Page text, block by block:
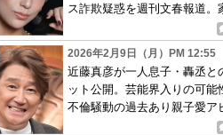
ス詐欺疑惑を週刊文春報道。
2026年2月9日（月）PM 12:55
近藤真彦が一人息子・轟丞と
ット公開。芸能界入りの可能
不倫騒動の過去あり親子愛ア